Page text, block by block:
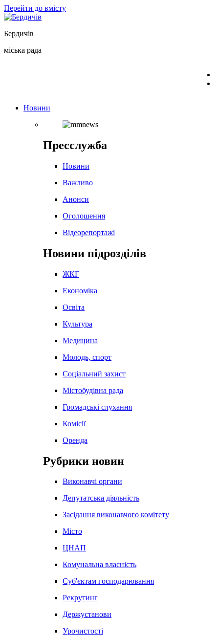
Перейти до вмісту
Бердичів
міська рада
Новини
Пресслужба
Новини
Важливо
Анонси
Оголошення
Відеорепортажі
Новини підрозділів
ЖКГ
Економіка
Освіта
Культура
Медицина
Молодь, спорт
Соціальний захист
Містобудівна рада
Громадські слухання
Комісії
Оренда
Рубрики новин
Виконавчі органи
Депутатська діяльність
Засідання виконавчого комітету
Місто
ЦНАП
Комунальна власність
Суб'єктам господарювання
Рекрутинг
Держустанови
Урочистості